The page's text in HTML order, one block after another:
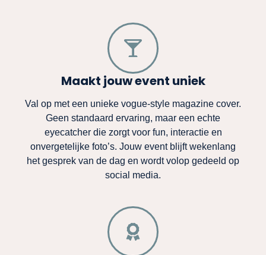
Maakt jouw event uniek
Val op met een unieke vogue-style magazine cover.
Geen standaard ervaring, maar een echte
eyecatcher die zorgt voor fun, interactie en
onvergetelijke foto’s. Jouw event blijft wekenlang
het gesprek van de dag en wordt volop gedeeld op
social media.